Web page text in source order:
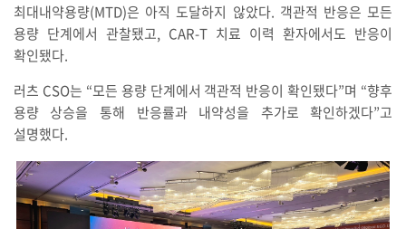
최대내약용량(MTD)은 아직 도달하지 않았다. 객관적 반응은 모든
용량 단계에서 관찰됐고, CAR-T 치료 이력 환자에서도 반응이
확인됐다.
러츠 CSO는 “모든 용량 단계에서 객관적 반응이 확인됐다”며 “향후
용량 상승을 통해 반응률과 내약성을 추가로 확인하겠다”고
설명했다.